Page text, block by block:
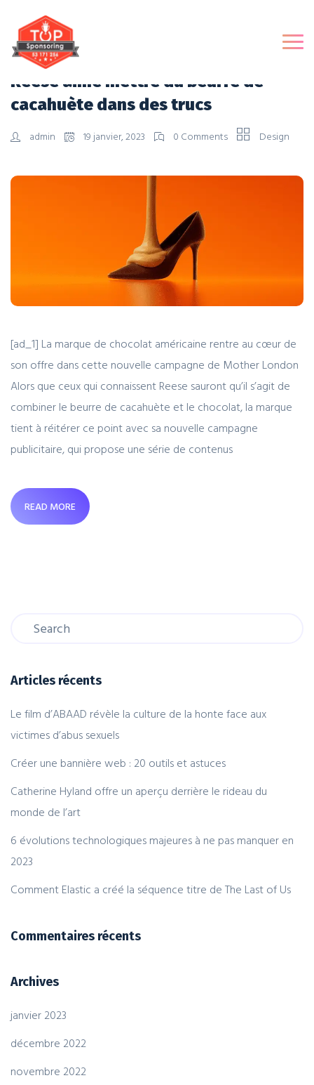
Reese aime mettre du beurre de
cacahuète dans des trucs
admin 19 janvier, 2023 0 Comments Design
[ad_1] La marque de chocolat américaine rentre au cœur de
son offre dans cette nouvelle campagne de Mother London
Alors que ceux qui connaissent Reese sauront qu’il s’agit de
combiner le beurre de cacahuète et le chocolat, la marque
tient à réitérer ce point avec sa nouvelle campagne
publicitaire, qui propose une série de contenus
READ MORE
Articles récents
Le film d’ABAAD révèle la culture de la honte face aux
victimes d’abus sexuels
Créer une bannière web : 20 outils et astuces
Catherine Hyland offre un aperçu derrière le rideau du
monde de l’art
6 évolutions technologiques majeures à ne pas manquer en
2023
Comment Elastic a créé la séquence titre de The Last of Us
Commentaires récents
Archives
janvier 2023
décembre 2022
novembre 2022